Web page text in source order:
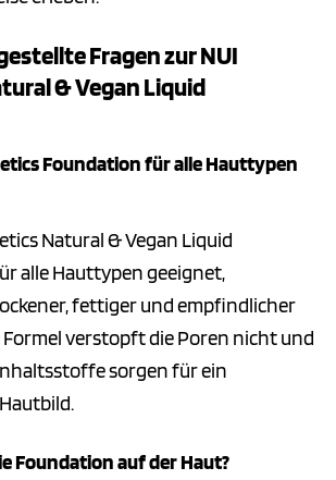
Fragen zur NUI
& Vegan Liquid
Foundation für alle Hauttypen
Natural & Vegan Liquid
alle Hauttypen geeignet,
fettiger und empfindlicher
Formel verstopft die Poren nicht und
sorgen für ein
Foundation auf der Haut?